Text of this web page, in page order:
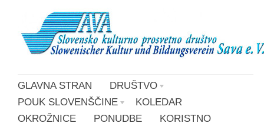
GLAVNA STRAN
DRUŠTVO
POUK SLOVENŠČINE
KOLEDAR
OKROŽNICE
PONUDBE KORISTNO